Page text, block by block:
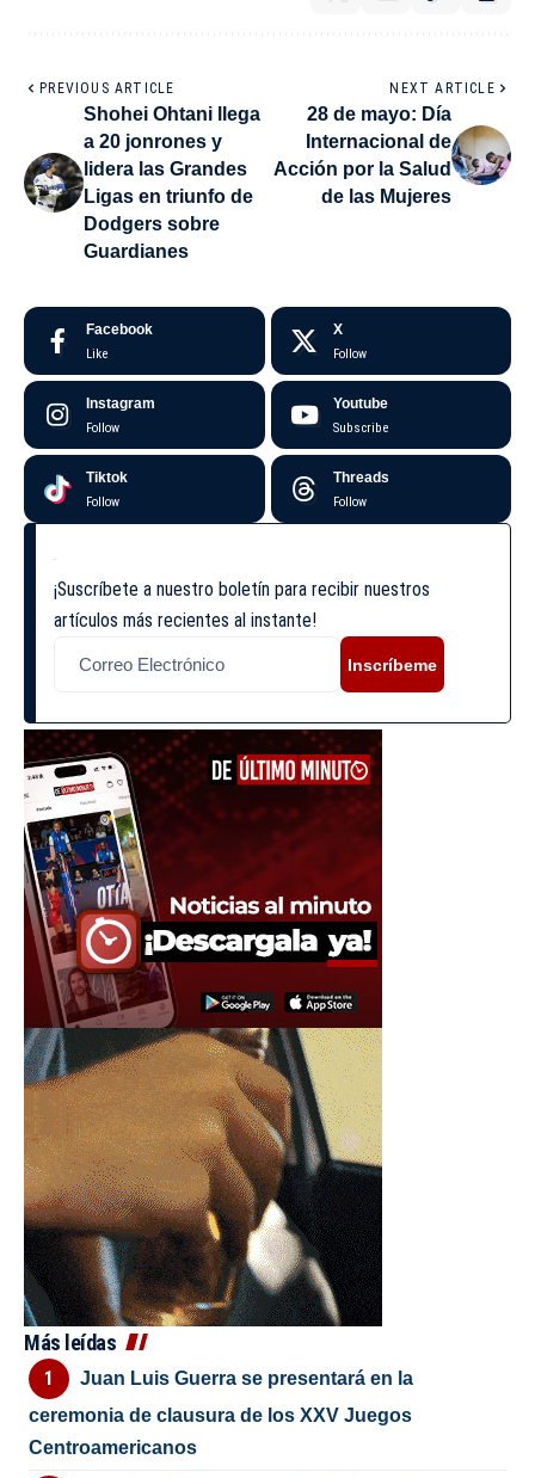
PREVIOUS ARTICLE
Shohei Ohtani llega
a 20 jonrones y
lidera las Grandes
Ligas en triunfo de
Dodgers sobre
Guardianes
NEXT ARTICLE
28 de mayo: Día
Internacional de
Acción por la Salud
de las Mujeres
Facebook
Like
X
Follow
Instagram
Follow
Youtube
Subscribe
Tiktok
Follow
Threads
Follow
¡Suscríbete a nuestro boletín para recibir nuestros
artículos más recientes al instante!
Inscríbeme
Más leídas
Juan Luis Guerra se presentará en la
ceremonia de clausura de los XXV Juegos
Centroamericanos